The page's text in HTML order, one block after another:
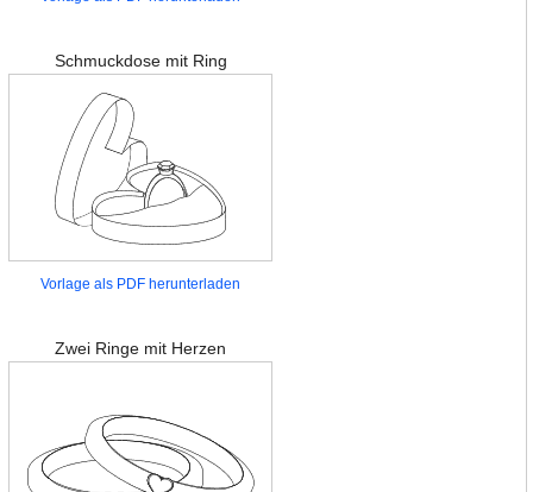
Schmuckdose mit Ring
Vorlage als PDF herunterladen
Zwei Ringe mit Herzen